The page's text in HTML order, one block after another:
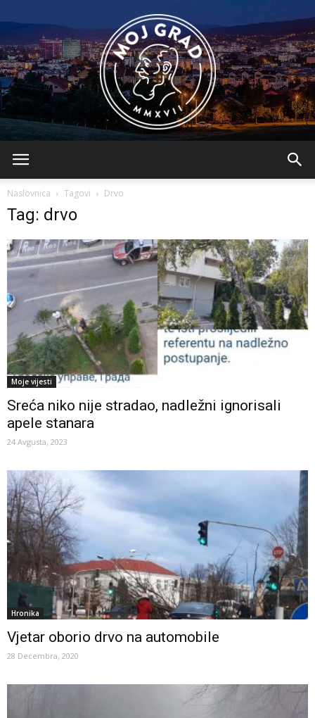
Naslovnica Tagovi Drvo
Tag: drvo
Moje vijesti
Sreća niko nije stradao, nadležni ignorisali
apele stanara
24 Avgusta, 2023
Hronika
Vjetar oborio drvo na automobile
28 Decembra, 2020